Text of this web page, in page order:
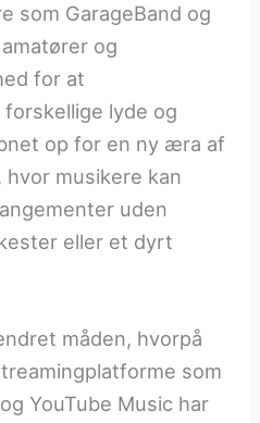
som GarageBand og
og
for at
lyde og
op for en ny æra af
musikere kan
uden
eller et dyrt
måden, hvorpå
som
YouTube Music har